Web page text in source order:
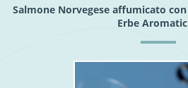
Salmone Norvegese affumicato
Erbe